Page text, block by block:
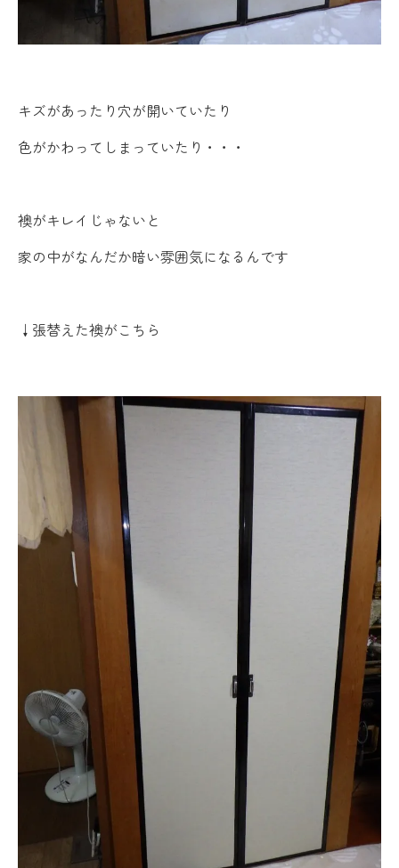
キズがあったり穴が開いていたり
色がかわってしまっていたり・・・
襖がキレイじゃないと
家の中がなんだか暗い雰囲気になるんです
↓張替えた襖がこちら